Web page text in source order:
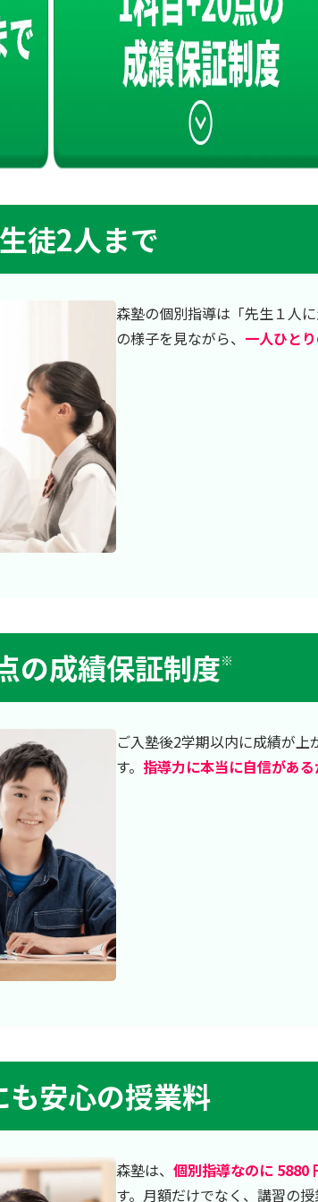
徒2人まで
森塾の個別指導は「先生１人
の様子を見ながら、 一人ひと
の成績保証制度※
ご入塾後2学期以内に成績が
す。 指導力に本当に自信があ
安心の授業料
森塾は、 個別指導なのに 5880
す。月額だけでなく、講習の